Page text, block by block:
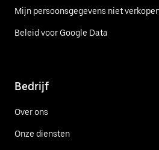
Mijn persoonsgegevens niet
Beleid voor Google Data
Bedrijf
Over ons
Onze diensten